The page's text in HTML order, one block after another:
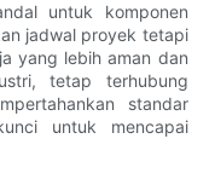
untuk komponen
jadwal proyek tetapi
yang lebih aman dan
tetap terhubung
standar
untuk mencapai